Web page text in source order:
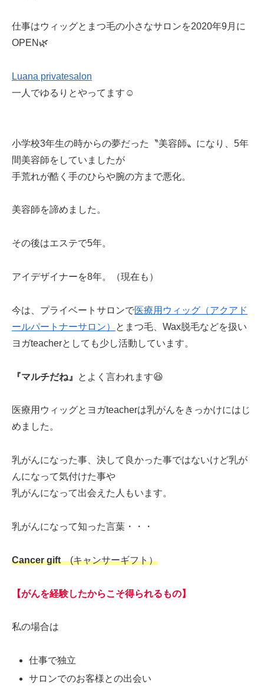
仕事はウィッグとまつ毛の小さなサロンを2020年9月に
OPEN🌿
Luana privatesalon
一人でゆるりとやってます☺️
小学校3年生の時からの夢だった〝美容師〟になり、5年
間美容師をしていましたが
手荒れが酷く手のひらや腕の方まで悪化。
美容師を諦めました。
その後はエステで5年。
アイデザイナーを8年。（現在も）
今は、プライベートサロンで医療用ウィッグ（アクアド
ールパートナーサロン）
とまつ毛、Wax脱毛などを扱い
ヨガteacherとしても少し活動しています。
『マルチだね』 とよく言われます😆
医療用ウィッグとヨガteacherは乳がんをきっかけにはじ
めました。
乳がんになった事、決して良かった事ではないけど乳が
んになって気付けた事や
乳がんになって出会えた人もいます。
乳がんになって知った言葉・・・
Cancer gift(キャンサーギフト）
【がんを経験したからこそ得られるもの】
私の場合は
仕事で独立
サロンでのお客様との出会い